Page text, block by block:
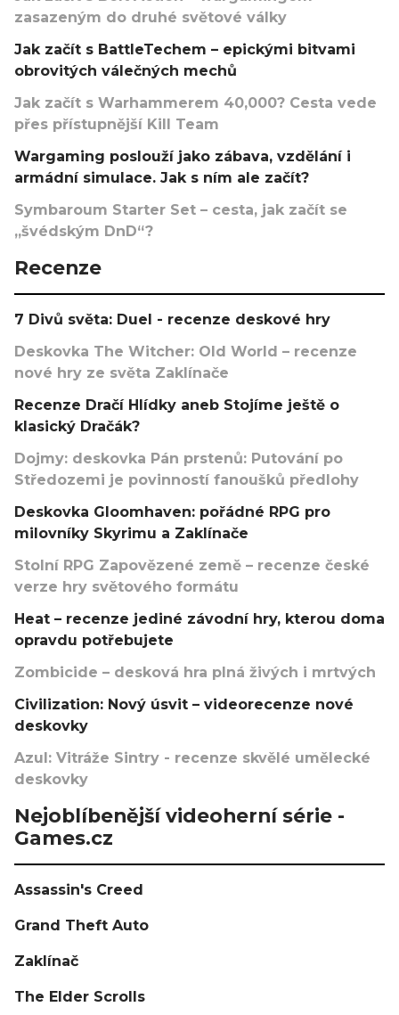
zasazeným do druhé světové války
Jak začít s BattleTechem – epickými bitvami
obrovitých válečných mechů
Jak začít s Warhammerem 40,000? Cesta vede
přes přístupnější Kill Team
Wargaming poslouží jako zábava, vzdělání i
armádní simulace. Jak s ním ale začít?
Symbaroum Starter Set – cesta, jak začít se
„švédským DnD“?
Recenze
7 Divů světa: Duel - recenze deskové hry
Deskovka The Witcher: Old World – recenze
nové hry ze světa Zaklínače
Recenze Dračí Hlídky aneb Stojíme ještě o
klasický Dračák?
Dojmy: deskovka Pán prstenů: Putování po
Středozemi je povinností fanoušků předlohy
Deskovka Gloomhaven: pořádné RPG pro
milovníky Skyrimu a Zaklínače
Stolní RPG Zapovězené země – recenze české
verze hry světového formátu
Heat – recenze jediné závodní hry, kterou doma
opravdu potřebujete
Zombicide – desková hra plná živých i mrtvých
Civilization: Nový úsvit – videorecenze nové
deskovky
Azul: Vitráže Sintry - recenze skvělé umělecké
deskovky
Nejoblíbenější videoherní série -
Games.cz
Assassin's Creed
Grand Theft Auto
Zaklínač
The Elder Scrolls